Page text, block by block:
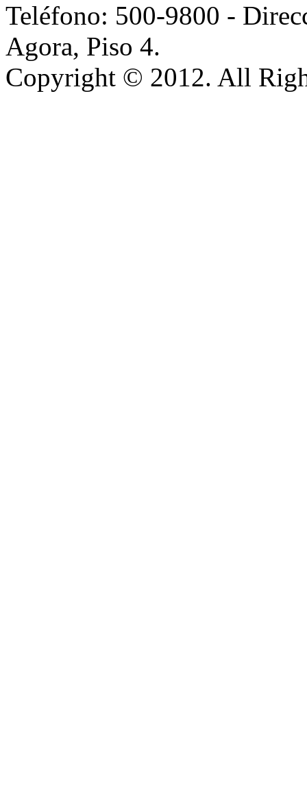
Teléfono: 500-9800 -
Agora, Piso 4.
Copyright © 2012. All